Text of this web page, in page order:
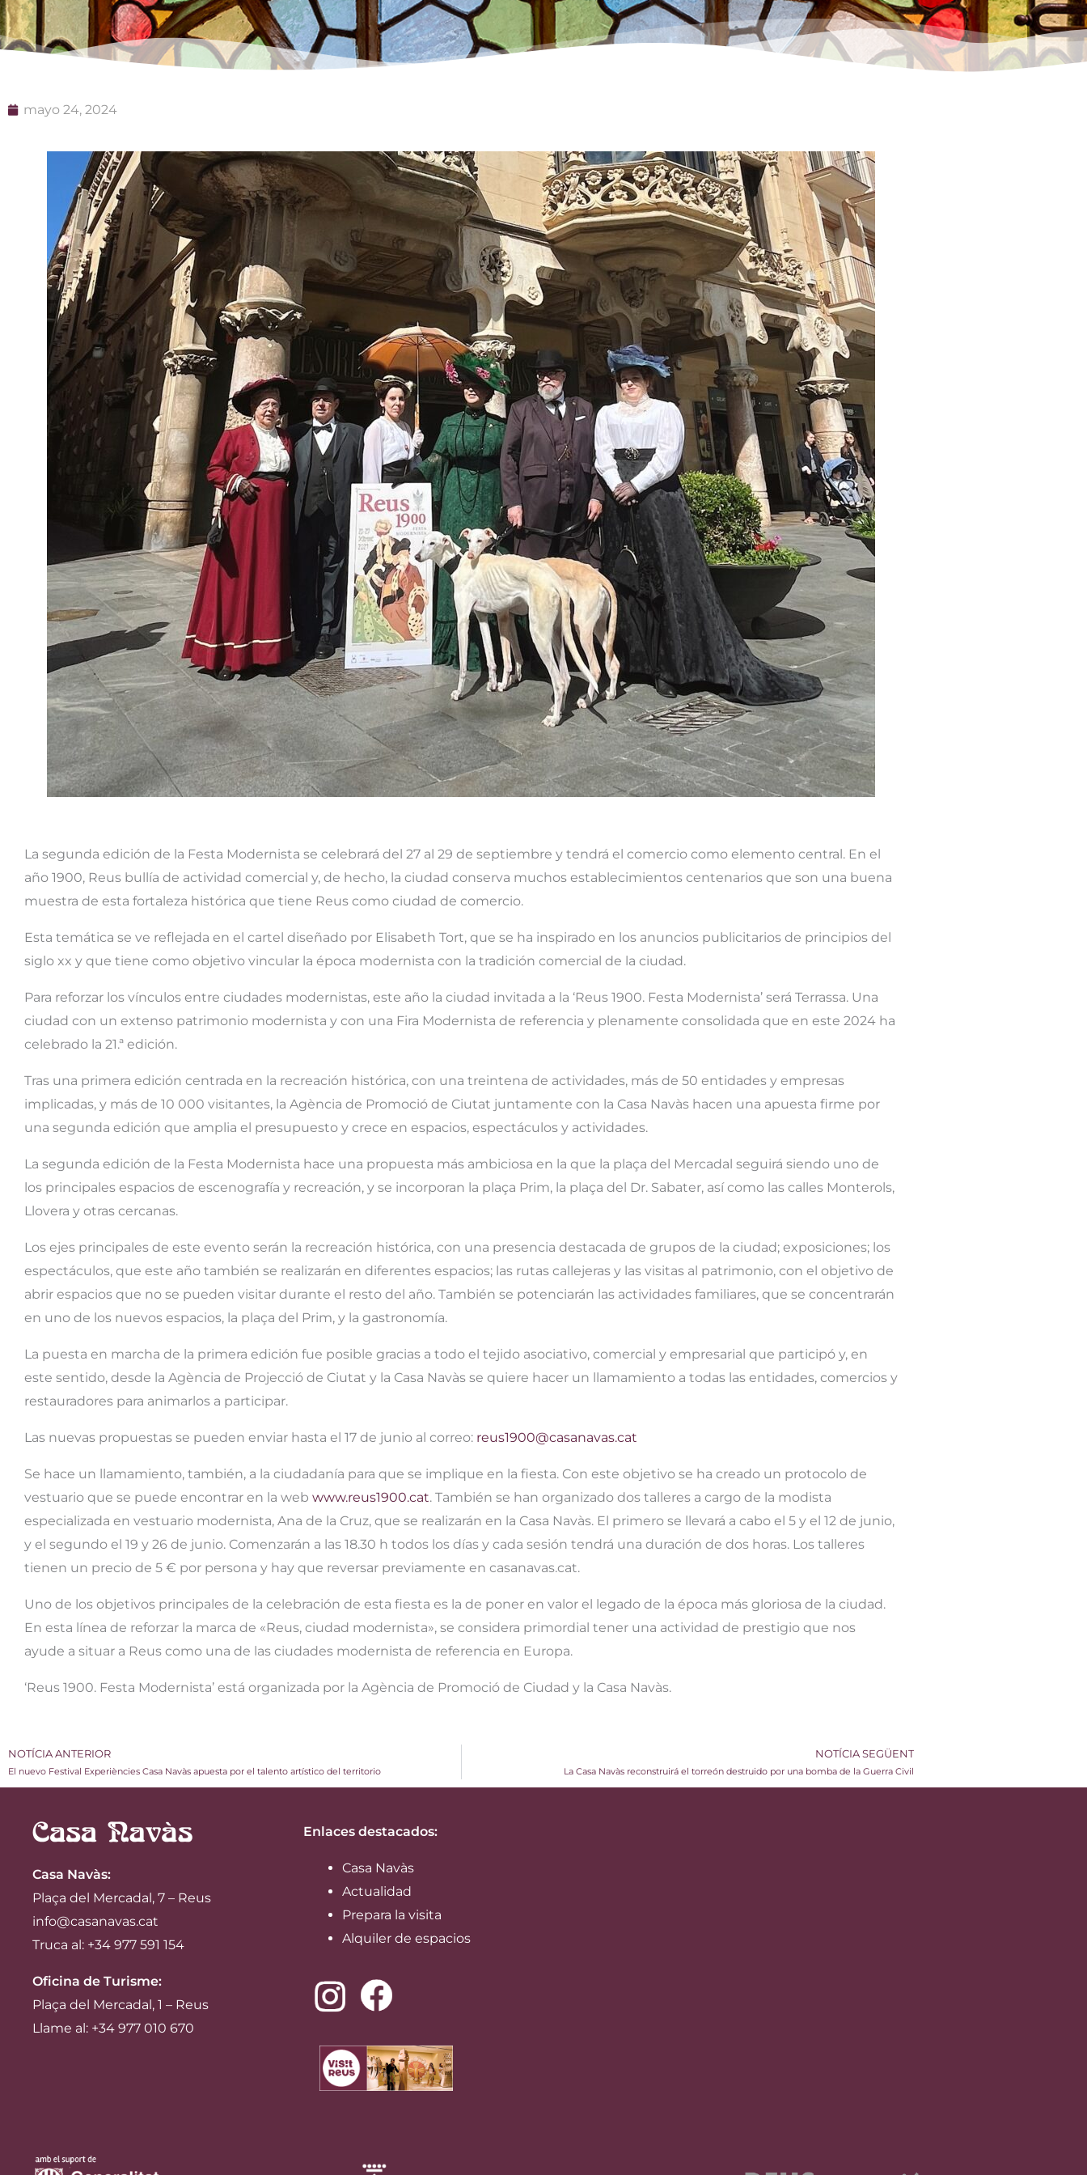
mayo 24, 2024
La segunda edición de la Festa Modernista se celebrará del 27 al 29 de septiembre y tendrá el comercio como elemento central. En el
año 1900, Reus bullía de actividad comercial y, de hecho, la ciudad conserva muchos establecimientos centenarios que son una buena
muestra de esta fortaleza histórica que tiene Reus como ciudad de comercio.
Esta temática se ve reflejada en el cartel diseñado por Elisabeth Tort, que se ha inspirado en los anuncios publicitarios de principios del
siglo xx y que tiene como objetivo vincular la época modernista con la tradición comercial de la ciudad.
Para reforzar los vínculos entre ciudades modernistas, este año la ciudad invitada a la ‘Reus 1900. Festa Modernista’ será Terrassa. Una
ciudad con un extenso patrimonio modernista y con una Fira Modernista de referencia y plenamente consolidada que en este 2024 ha
celebrado la 21.ª edición.
Tras una primera edición centrada en la recreación histórica, con una treintena de actividades, más de 50 entidades y empresas
implicadas, y más de 10 000 visitantes, la Agència de Promoció de Ciutat juntamente con la Casa Navàs hacen una apuesta firme por
una segunda edición que amplia el presupuesto y crece en espacios, espectáculos y actividades.
La segunda edición de la Festa Modernista hace una propuesta más ambiciosa en la que la plaça del Mercadal seguirá siendo uno de
los principales espacios de escenografía y recreación, y se incorporan la plaça Prim, la plaça del Dr. Sabater, así como las calles Monterols,
Llovera y otras cercanas.
Los ejes principales de este evento serán la recreación histórica, con una presencia destacada de grupos de la ciudad; exposiciones; los
espectáculos, que este año también se realizarán en diferentes espacios; las rutas callejeras y las visitas al patrimonio, con el objetivo de
abrir espacios que no se pueden visitar durante el resto del año. También se potenciarán las actividades familiares, que se concentrarán
en uno de los nuevos espacios, la plaça del Prim, y la gastronomía.
La puesta en marcha de la primera edición fue posible gracias a todo el tejido asociativo, comercial y empresarial que participó y, en
este sentido, desde la Agència de Projecció de Ciutat y la Casa Navàs se quiere hacer un llamamiento a todas las entidades, comercios y
restauradores para animarlos a participar.
Las nuevas propuestas se pueden enviar hasta el 17 de junio al correo: reus1900@casanavas.cat
Se hace un llamamiento, también, a la ciudadanía para que se implique en la fiesta. Con este objetivo se ha creado un protocolo de
vestuario que se puede encontrar en la web www.reus1900.cat. También se han organizado dos talleres a cargo de la modista
especializada en vestuario modernista, Ana de la Cruz, que se realizarán en la Casa Navàs. El primero se llevará a cabo el 5 y el 12 de junio,
y el segundo el 19 y 26 de junio. Comenzarán a las 18.30 h todos los días y cada sesión tendrá una duración de dos horas. Los talleres
tienen un precio de 5 € por persona y hay que reversar previamente en casanavas.cat.
Uno de los objetivos principales de la celebración de esta fiesta es la de poner en valor el legado de la época más gloriosa de la ciudad.
En esta línea de reforzar la marca de «Reus, ciudad modernista», se considera primordial tener una actividad de prestigio que nos
ayude a situar a Reus como una de las ciudades modernista de referencia en Europa.
‘Reus 1900. Festa Modernista’ está organizada por la Agència de Promoció de Ciudad y la Casa Navàs.
NOTÍCIA ANTERIOR
El nuevo Festival Experiències Casa Navàs apuesta por el talento artístico del territorio
NOTÍCIA SEGÜENT
La Casa Navàs reconstruirá el torreón destruido por una bomba de la Guerra Civil
Casa Navàs:
Plaça del Mercadal, 7 – Reus
info@casanavas.cat
Truca al: +34 977 591 154
Oficina de Turisme:
Plaça del Mercadal, 1 – Reus
Llame al: +34 977 010 670
Enlaces destacados:
Casa Navàs
Actualidad
Prepara la visita
Alquiler de espacios